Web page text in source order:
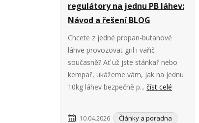
regulátory na jednu PB láhev:
Návod a řešení BLOG
Chcete z jedné propan-butanové
láhve provozovat gril i vařič
současně? Ať už jste stánkař nebo
kempař, ukážeme vám, jak na jednu
10kg láhev bezpečně p... číst celé
10.04.2026 Články a poradna